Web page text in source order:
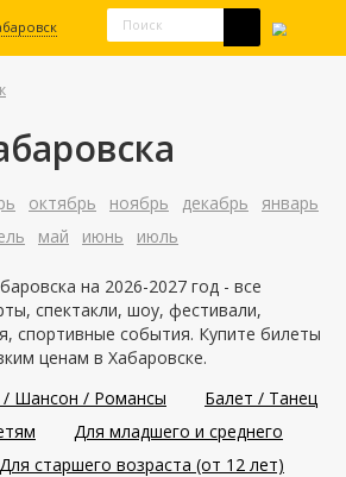
Хабаровск
октябрь ноябрь декабрь
январь
май июнь июль
на 2026-2027 год - все
спектакли, шоу, фестивали,
спортивные события. Купите билеты
ценам в Хабаровске.
/ Шансон / Романсы
Балет / Танец
Для младшего и среднего
Для старшего возраста (от 12 лет)